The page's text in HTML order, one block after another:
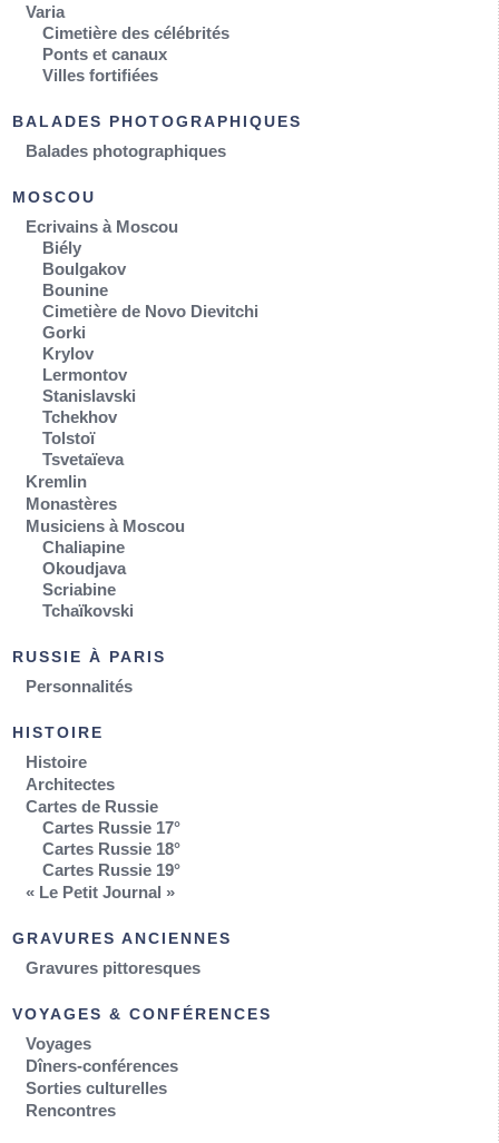
Varia
Cimetière des célébrités
Ponts et canaux
Villes fortifiées
BALADES PHOTOGRAPHIQUES
Balades photographiques
MOSCOU
Ecrivains à Moscou
Biély
Boulgakov
Bounine
Cimetière de Novo Dievitchi
Gorki
Krylov
Lermontov
Stanislavski
Tchekhov
Tolstoï
Tsvetaïeva
Kremlin
Monastères
Musiciens à Moscou
Chaliapine
Okoudjava
Scriabine
Tchaïkovski
RUSSIE À PARIS
Personnalités
HISTOIRE
Histoire
Architectes
Cartes de Russie
Cartes Russie 17°
Cartes Russie 18°
Cartes Russie 19°
« Le Petit Journal »
GRAVURES ANCIENNES
Gravures pittoresques
VOYAGES & CONFÉRENCES
Voyages
Dîners-conférences
Sorties culturelles
Rencontres